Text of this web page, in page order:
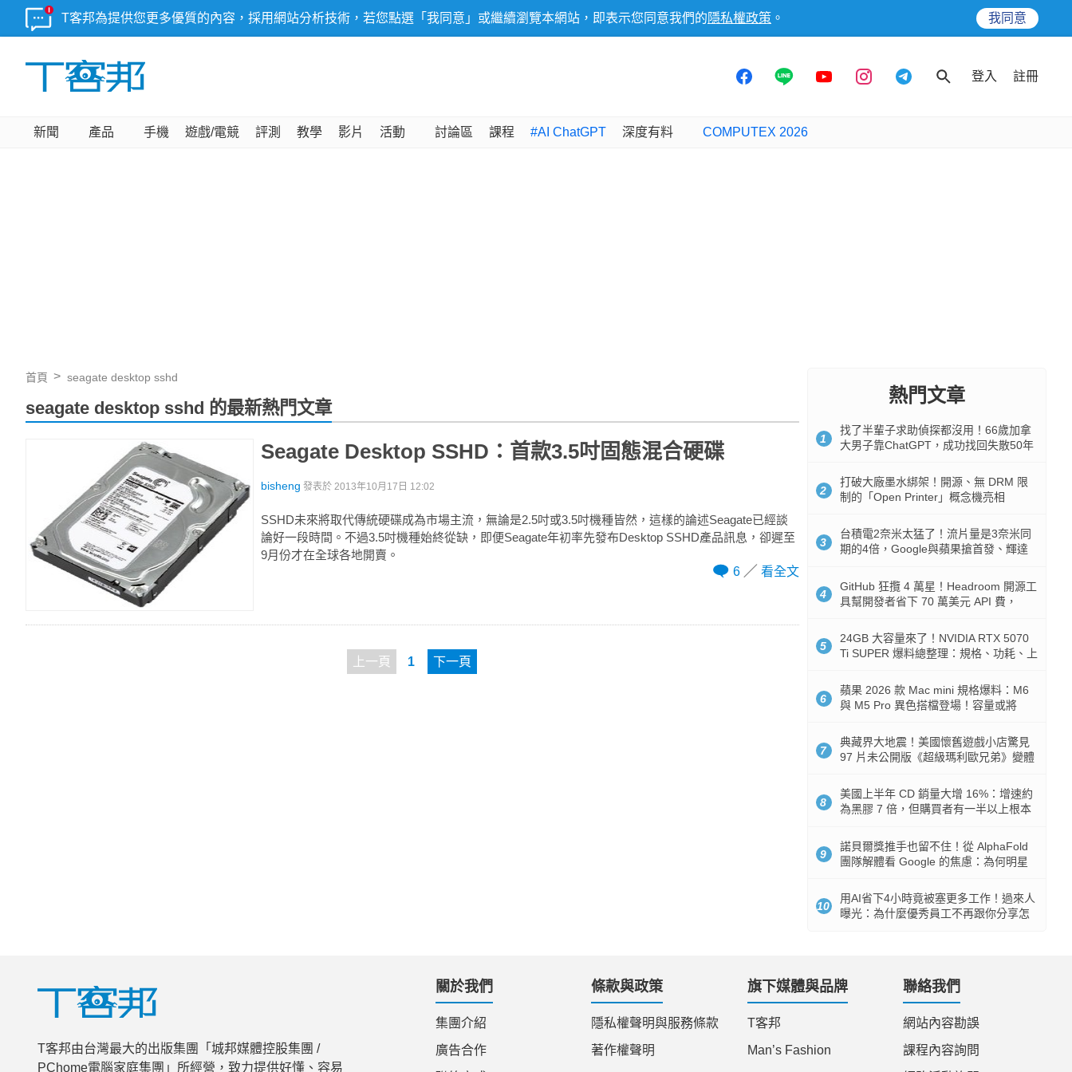
T客邦為提供您更多優質的內容，採用網站分析技術，若您點選「我同意」或繼續瀏覽本網站，即表示您同意我們的 隱私權政策 。 我同意
登入 註冊
新聞 產品 手機 遊戲/電競 評測 教學 影片 活動 討論區 課程 #AI ChatGPT 深度有料 COMPUTEX 2026
首頁 seagate desktop sshd
seagate desktop sshd 的最新熱門文章
Seagate Desktop SSHD：首款3.5吋固態混合硬碟
bisheng 發表於 2013年10月17日 12:02
SSHD未來將取代傳統硬碟成為市場主流，無論是2.5吋或3.5吋機種皆然，這樣的論述Seagate已經談
論好一段時間。不過3.5吋機種始終從缺，即便Seagate年初率先發布Desktop SSHD產品訊息，卻遲至
9月份才在全球各地開賣。
6
看全文
上一頁 1 下一頁
熱門文章
1
找了半輩子求助偵探都沒用！66歲加拿
大男子靠ChatGPT，成功找回失散50年
2
打破大廠墨水綁架！開源、無 DRM 限
制的「Open Printer」概念機亮相
3
台積電2奈米太猛了！流片量是3奈米同
期的4倍，Google與蘋果搶首發、輝達
4
GitHub 狂攬 4 萬星！Headroom 開源工
具幫開發者省下 70 萬美元 API 費，
5
24GB 大容量來了！NVIDIA RTX 5070
Ti SUPER 爆料總整理：規格、功耗、上
6
蘋果 2026 款 Mac mini 規格爆料：M6
與 M5 Pro 異色搭檔登場！容量或將
7
典藏界大地震！美國懷舊遊戲小店驚見
97 片未公開版《超級瑪利歐兄弟》變體
8
美國上半年 CD 銷量大增 16%：增速約
為黑膠 7 倍，但購買者有一半以上根本
9
諾貝爾獎推手也留不住！從 AlphaFold
團隊解體看 Google 的焦慮：為何明星
10
用AI省下4小時竟被塞更多工作！過來人
曝光：為什麼優秀員工不再跟你分享怎
T客邦由台灣最大的出版集團「城邦媒體控股集團 /
PChome電腦家庭集團」所經營，致力提供好懂、容易
關於我們
集團介紹
廣告合作
條款與政策
隱私權聲明與服務條款
著作權聲明
旗下媒體與品牌
T客邦
Man’s Fashion
聯絡我們
網站內容勘誤
課程內容詢問